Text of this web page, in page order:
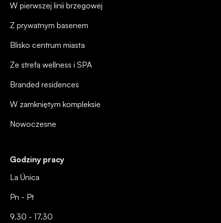
Godziny pracy
La Única
Pn - Pt
9.30 - 17.30
W pierwszej linii brzegowej
Z prywatnym basenem
Blisko centrum miasta
Ze strefą wellness i SPA
Branded residences
W zamkniętym kompleksie
Nowoczesne